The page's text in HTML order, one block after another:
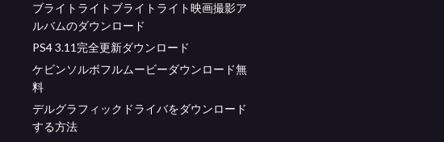
ブライトライトブライトライト映画撮影ア
ルバムのダウンロード
PS4 3.11完全更新ダウンロード
ケビンソルボフルムービーダウンロード無
料
デルグラフィックドライバをダウンロード
する方法